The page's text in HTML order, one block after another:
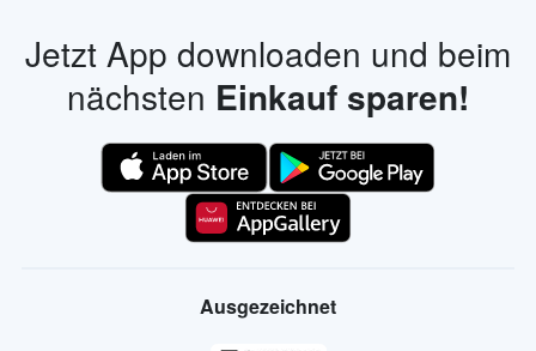
Jetzt App downloaden und beim
nächsten Einkauf sparen!
Ausgezeichnet